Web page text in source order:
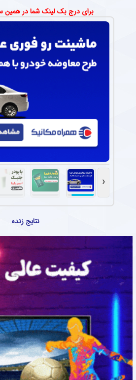
برای درج بک لینک شما در همین
‹
نتایج زنده